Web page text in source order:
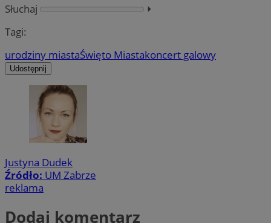
Słuchaj
⏵︎
Tagi:
urodziny miastaŚwięto Miastakoncert galowy
Udostępnij
Justyna Dudek
Źródło: UM Zabrze
reklama
Dodaj komentarz